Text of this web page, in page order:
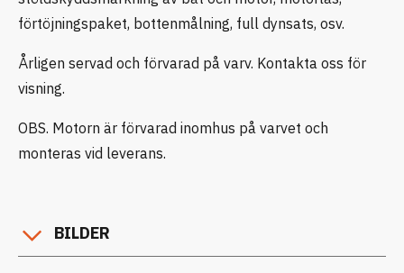
förtöjningspaket, bottenmålning, full dynsats, osv.
Årligen servad och förvarad på varv. Kontakta oss för
visning.
OBS. Motorn är förvarad inomhus på varvet och
monteras vid leverans.
BILDER